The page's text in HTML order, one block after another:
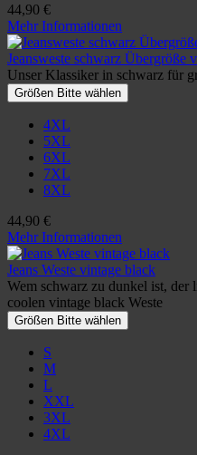
44,90 €
Mehr Informationen
Jeansweste schwarz
Unser Klassiker in schwarz für
Größen Bitte wählen
4XL
5XL
6XL
7XL
8XL
44,90 €
Mehr Informationen
Jeans Weste vintage black
Wem schwarz zu dunkel ist, der
coolen vintage black Weste
Größen Bitte wählen
S
M
L
XXL
3XL
4XL